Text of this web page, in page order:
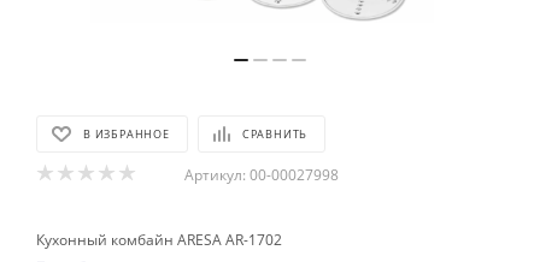
В ИЗБРАННОЕ СРАВНИТЬ
Артикул: 00-00027998
Кухонный комбайн ARESA AR-1702